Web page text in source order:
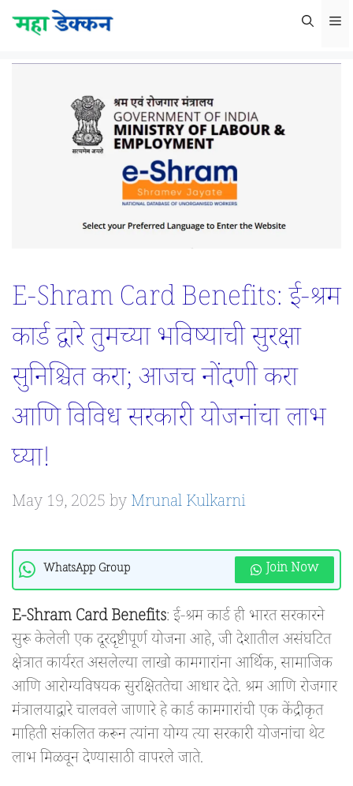
Skip
content
E-Shram Card Benefits: ई-श्रम
कार्ड द्वारे तुमच्या भविष्याची सुरक्षा
सुनिश्चित करा; आजच नोंदणी करा
आणि विविध सरकारी योजनांचा लाभ
घ्या!
May 19, 2025byMrunal Kulkarni
WhatsApp Group Join Now
E-Shram Card Benefits: ई-श्रम कार्ड ही भारत सरकारने
सुरू केलेली एक दूरदृष्टीपूर्ण योजना आहे, जी देशातील असंघटित
क्षेत्रात कार्यरत असलेल्या लाखो कामगारांना आर्थिक, सामाजिक
आणि आरोग्यविषयक सुरक्षिततेचा आधार देते. श्रम आणि रोजगार
मंत्रालयाद्वारे चालवले जाणारे हे कार्ड कामगारांची एक केंद्रीकृत
माहिती संकलित करून त्यांना योग्य त्या सरकारी योजनांचा थेट
लाभ मिळवून देण्यासाठी वापरले जाते.